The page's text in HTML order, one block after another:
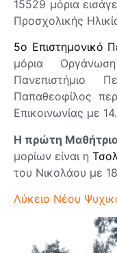
15529 μόρια
Προσχολικής
5ο Επιστημονικό
μόρια
Πανεπιστήμιο
Παπαθεοφίλος
Επικοινωνίας με
Η πρώτη
μορίων είναι η
του Νικολάου με
Λύκειο Νέου